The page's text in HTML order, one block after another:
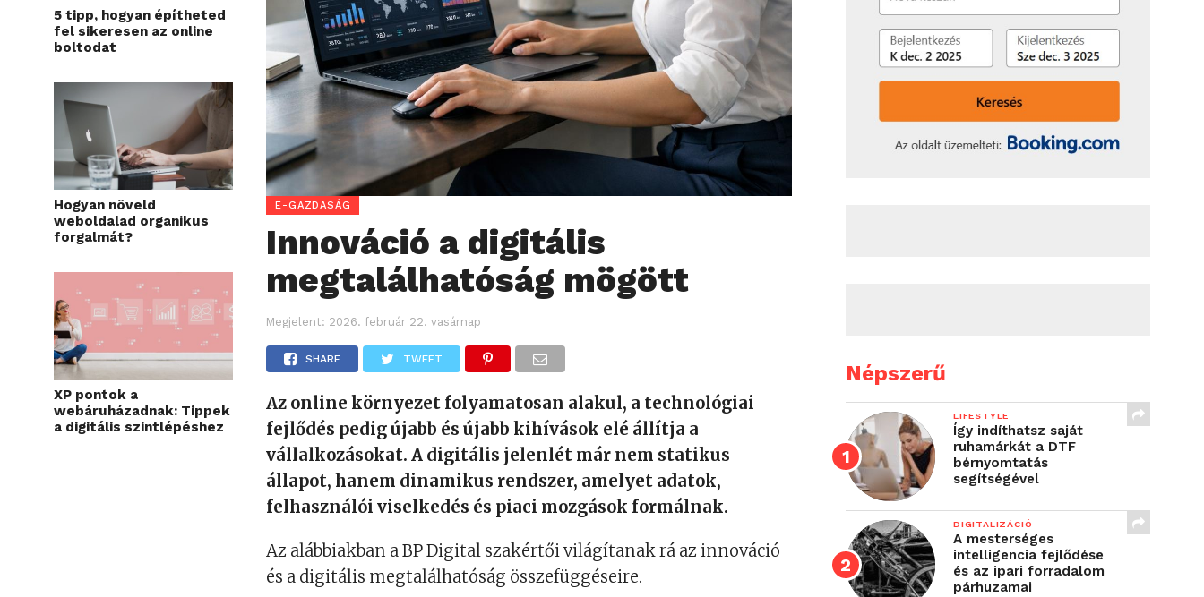
5 tipp, hogyan építheted
fel sikeresen az online
boltodat
Hogyan növeld
weboldalad organikus
forgalmát?
XP pontok a
webáruházadnak: Tippek
a digitális szintlépéshez
E-GAZDASÁG
Innováció a digitális
megtalálhatóság mögött
Megjelent: 2026. február 22. vasárnap
SHARE TWEET
Az online környezet folyamatosan alakul, a technológiai
fejlődés pedig újabb és újabb kihívások elé állítja a
vállalkozásokat. A digitális jelenlét már nem statikus
állapot, hanem dinamikus rendszer, amelyet adatok,
felhasználói viselkedés és piaci mozgások formálnak.
Az alábbiakban a BP Digital szakértői világítanak rá az innováció
és a digitális megtalálhatóság összefüggéseire.
Népszerű
LIFESTYLE
Így indíthatsz saját
ruhamárkát a DTF
bérnyomtatás
segítségével
DIGITALIZÁCIÓ
A mesterséges
intelligencia fejlődése
és az ipari forradalom
párhuzamai